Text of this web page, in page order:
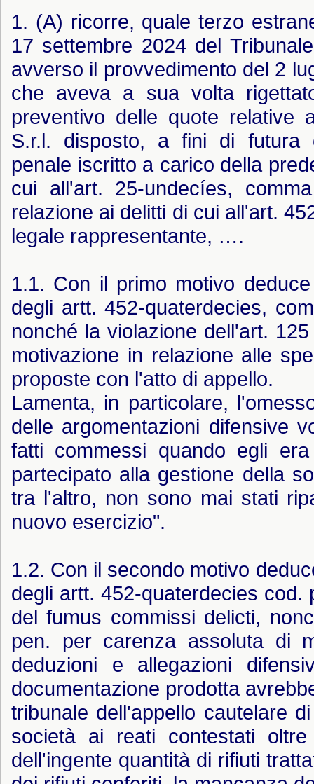
1. (A) ricorre, quale terzo
17 settembre 2024 del
avverso il provvedimento del 2
che aveva a sua volta
preventivo delle quote relative
S.r.l. disposto, a fini di futura
penale iscritto a carico della
cui all'art. 25-undecíes,
relazione ai delitti di cui all'art.
legale rappresentante, ….
1.1. Con il primo motivo
degli artt. 452-quaterdecies,
nonché la violazione dell'art.
motivazione in relazione alle
proposte con l'atto di appello.
Lamenta, in particolare,
delle argomentazioni difensive
fatti commessi quando egli
partecipato alla gestione della
tra l'altro, non sono mai stati
nuovo esercizio".
1.2. Con il secondo motivo
degli artt. 452-quaterdecies
del fumus commissi delicti,
pen. per carenza assoluta di
deduzioni e allegazioni
documentazione prodotta
tribunale dell'appello cautelare
società ai reati contestati
dell'ingente quantità di rifiuti